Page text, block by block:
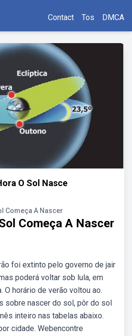
Contact Tos DMCA
O Sol Nasce
Começa A Nascer
Começa A Nascer
foi extinto pelo governo de jair
poderá voltar sob lula, em
O horário de verão voltou ao.
sobre nascer do sol, pôr do sol
inteiro nas tabelas abaixo.
cidade. Webencontre